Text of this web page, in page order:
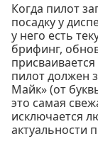
Когда пилот
посадку у
у него есть
брифинг,
пилот должен
Майк» (от
это самая
исключается
актуальности